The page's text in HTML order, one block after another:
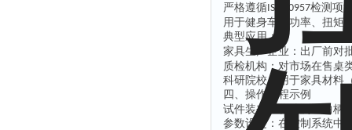
严格遵循IS0 20957检测项
用于健身车的功率、扭矩
典型应用：
家具生产企业 ：出厂前对
质检机构：对市场在售桌
科研院校：用于家具材料
四、操作流程示例
试件装夹
：将待测试曲
参数设定：在控制系统中